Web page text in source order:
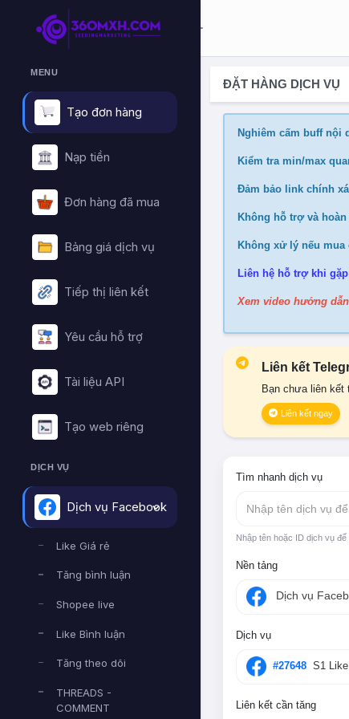
MENU
Tạo đơn hàng
Nạp tiền
Đơn hàng đã mua
Bảng giá dịch vụ
Tiếp thị liên kết
Yêu cầu hỗ trợ
Tài liệu API
Tạo web riêng
DỊCH VỤ
Dịch vụ Facebook
Like Giá rẻ
Tăng bình luận
Shopee live
Like Bình luận
Tăng theo dõi
THREADS -
COMMENT
ĐẶT HÀNG DỊCH VỤ
Nghiêm cấm buff nội
Kiểm tra min/max
Đảm bảo link chính
Không hỗ trợ và
Không xử lý nếu
Liên hệ hỗ trợ khi
Xem video hướng dẫn
Liên kết
Bạn chưa liên kết
Liên kết ngay
Tìm nhanh dịch vụ
Nhập tên dịch vụ
Nhập tên hoặc ID dịch vụ
Nền tảng
Dịch vụ
Dịch vụ
#27648 S1
Liên kết cần tăng